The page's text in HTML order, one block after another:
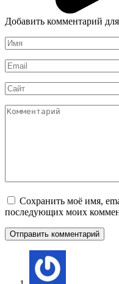
Добавить комментарий для
Имя
*
Email
*
Сайт
Комментарий
Сохранить моё имя,
последующих моих